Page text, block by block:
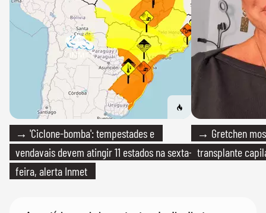
→ 'Ciclone-bomba': tempestades e
vendavais devem atingir 11 estados na sexta-
feira, alerta Inmet
→ Gretchen
transplante